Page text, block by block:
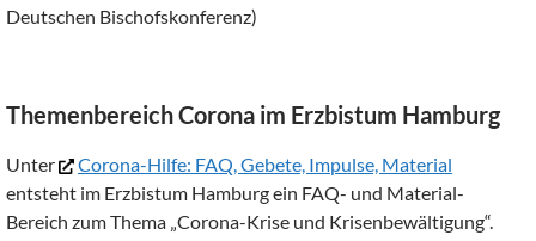
Deutschen Bischofskonferenz)
Themenbereich Corona im Erzbistum Hamburg
Unter
Corona-Hilfe: FAQ, Gebete, Impulse, Material
entsteht im Erzbistum Hamburg ein FAQ- und Material-
Bereich zum Thema „Corona-Krise und Krisenbewältigung“.